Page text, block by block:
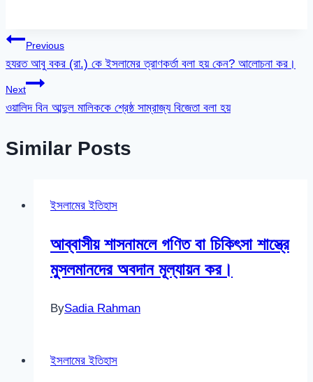
Post
navigation
Previous
হযরত আবু বকর (রা.) কে ইসলামের ত্রাণকর্তা বলা হয় কেন? আলোচনা কর।
Next
ওয়ালিদ বিন আব্দুল মালিককে শ্রেষ্ঠ সাম্রাজ্য বিজেতা বলা হয়
Similar Posts
ইসলামের ইতিহাস
আব্বাসীয় শাসনামলে গণিত বা চিকিৎসা শাস্ত্রে
মুসলমানদের অবদান মূল্যায়ন কর।
BySadia Rahman
ইসলামের ইতিহাস